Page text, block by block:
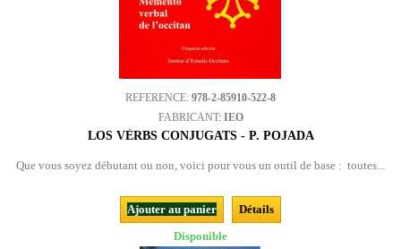
REFERENCE: 978-2-85910-522-8
FABRICANT: IEO
LOS VÈRBS CONJUGATS - P. POJADA
Que vous soyez débutant ou non, voici pour vous un outil de base : toutes...
Ajouter au panier
Détails
Disponible